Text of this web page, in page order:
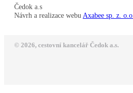
Čedok a.s
Návrh a realizace webu Axabee sp. z. o.o.
© 2026, cestovní kancelář Čedok a.s.